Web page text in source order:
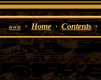
«««· Home ·Contents·